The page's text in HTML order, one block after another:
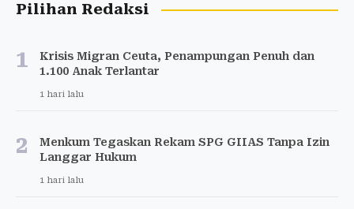
Pilihan Redaksi
1
Krisis Migran Ceuta, Penampungan Penuh dan
1.100 Anak Terlantar
1 hari lalu
2
Menkum Tegaskan Rekam SPG GIIAS Tanpa Izin
Langgar Hukum
1 hari lalu